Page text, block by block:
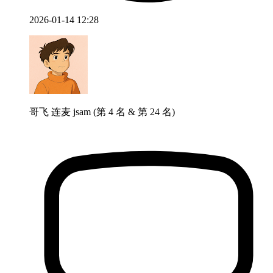
2026-01-14 12:28
哥飞 连麦 jsam (第 4 名 & 第 24 名)